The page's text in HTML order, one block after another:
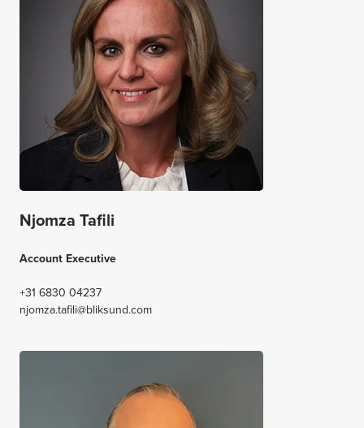
Njomza Tafili
Account Executive
+31 6830 04237
njomza.tafili@bliksund.com